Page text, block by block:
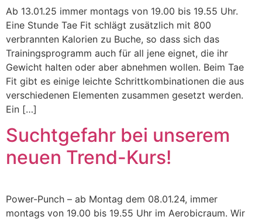
Ab 13.01.25 immer montags von 19.00 bis 19.55 Uhr.
Eine Stunde Tae Fit schlägt zusätzlich mit 800
verbrannten Kalorien zu Buche, so dass sich das
Trainingsprogramm auch für all jene eignet, die ihr
Gewicht halten oder aber abnehmen wollen. Beim Tae
Fit gibt es einige leichte Schrittkombinationen die aus
verschiedenen Elementen zusammen gesetzt werden.
Ein […]
Suchtgefahr bei unserem
neuen Trend-Kurs!
Power-Punch – ab Montag dem 08.01.24, immer
montags von 19.00 bis 19.55 Uhr im Aerobicraum. Wir